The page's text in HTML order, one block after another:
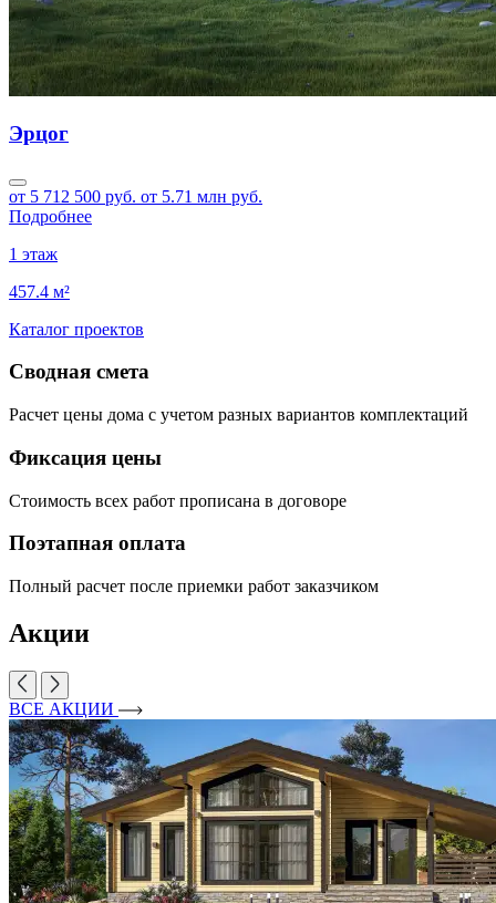
Эрцог
от 5 712 500 руб. от 5.71 млн руб.
Подробнее
1 этаж
457.4 м²
Каталог проектов
Сводная смета
Расчет цены дома с учетом разных вариантов комплектаций
Фиксация цены
Стоимость всех работ прописана в договоре
Поэтапная оплата
Полный расчет после приемки работ заказчиком
Акции
ВСЕ АКЦИИ